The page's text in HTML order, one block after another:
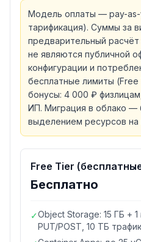
Модель оплаты — pay-as-
тарификация). Суммы за
предварительный
не являются публичной
конфигурации и
бесплатные лимиты
бонусы: 4 000 ₽
ИП. Миграция в облако —
выделением ресурсов
Free Tier
Бесплатно
✓Object Storage: 15 ГБ + 1
PUT/POST, 10 ТБ